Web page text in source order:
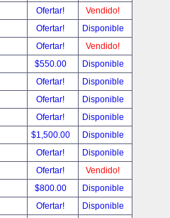
Ofertar!
Vendido!
Ofertar!
Disponible
Ofertar!
Vendido!
$550.00
Disponible
Ofertar!
Disponible
Ofertar!
Disponible
Ofertar!
Disponible
$1,500.00
Disponible
Ofertar!
Disponible
Ofertar!
Vendido!
$800.00
Disponible
Ofertar!
Disponible